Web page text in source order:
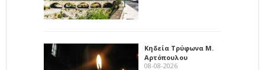
Κηδεία Τρύφωνα Μ.
Αρτόπουλου
08-08-2026